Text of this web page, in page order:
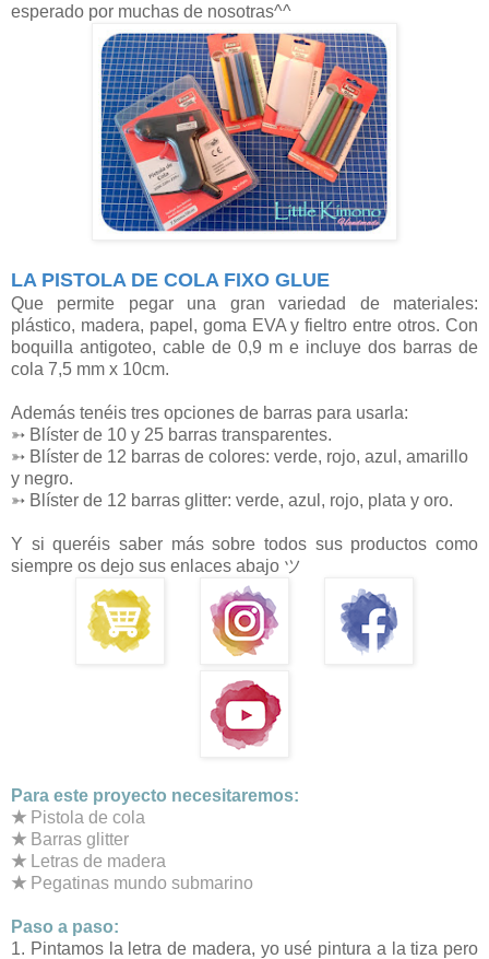
esperado por muchas de nosotras^^
LA PISTOLA DE COLA FIXO GLUE
Que permite pegar una gran variedad de materiales:
plástico, madera, papel, goma EVA y fieltro entre otros. Con
boquilla antigoteo, cable de 0,9 m e incluye dos barras de
cola 7,5 mm x 10cm.
Además tenéis tres opciones de barras para usarla:
➳ Blíster de 10 y 25 barras transparentes.
➳ Blíster de 12 barras de colores: verde, rojo, azul, amarillo
y negro.
➳ Blíster de 12 barras glitter: verde, azul, rojo, plata y oro.
Y si queréis saber más sobre todos sus productos como
siempre os dejo sus enlaces abajo ツ
Para este proyecto necesitaremos:
★ Pistola de cola
★ Barras glitter
★
Letras de madera
★ Pegatinas mundo submarino
Paso a paso:
1. Pintamos la letra de madera, yo usé pintura a la tiza pero